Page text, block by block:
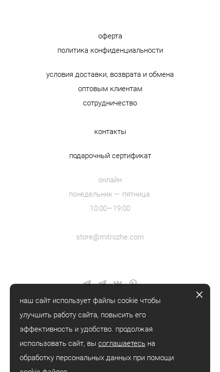
оферта
политика конфиденциальности
условия доставки, возврата и обмена
оптовым клиентам
сотрудничество
контакты
подарочный сертификат
онлайн
понедельник — пятница
10:00—19:00
store@mitrozhe.com
© mitrozhe, 2018—2026
® mitrozhe
наш сайт использует файлы cookie чтобы
улучшить работу сайта, повысить его
эффективность и удобство. продолжая
использовать сайт, вы соглашаетесь на
обработку персональных данных при помощи